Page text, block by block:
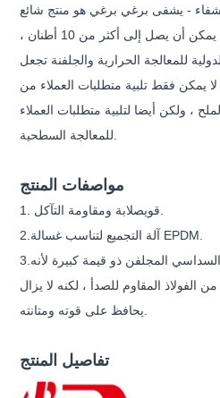
- يشفى برغي برغي هو منتج شائع
لمصنعنا ، الإنتاج اليومي يمكن أن يصل إلى أكثر من 10 أطنان ،
للمعالجة الحرارية والجلفنة تجعل
لا يمكن فقط تلبية متطلبات العملاء من
، ولكن أيضا لتلبية متطلبات العملاء
للمعالجة السطحية.
مواصفات المنتج
1. قويصلابة ومقاومة التآكل.
2.
آلة التجميع لتناسب غسالة EPDM.
3.المجلفن ذو قيمة كبيرة لأنه
الفولاذ المقاوم للصدأ ، لكنه لا يزال
يحافظ على قوته ومتانته.
تفاصيل المنتج